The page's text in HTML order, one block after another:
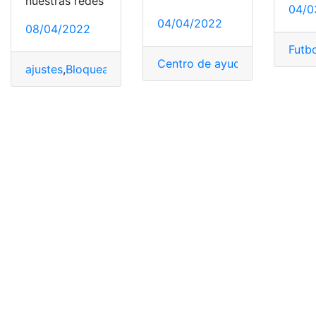
08/04/2022
ajustes,Bloquear desbloquear,desbloqueo funciones,
04/04/2022
Centro de ayuda contactar,
04/